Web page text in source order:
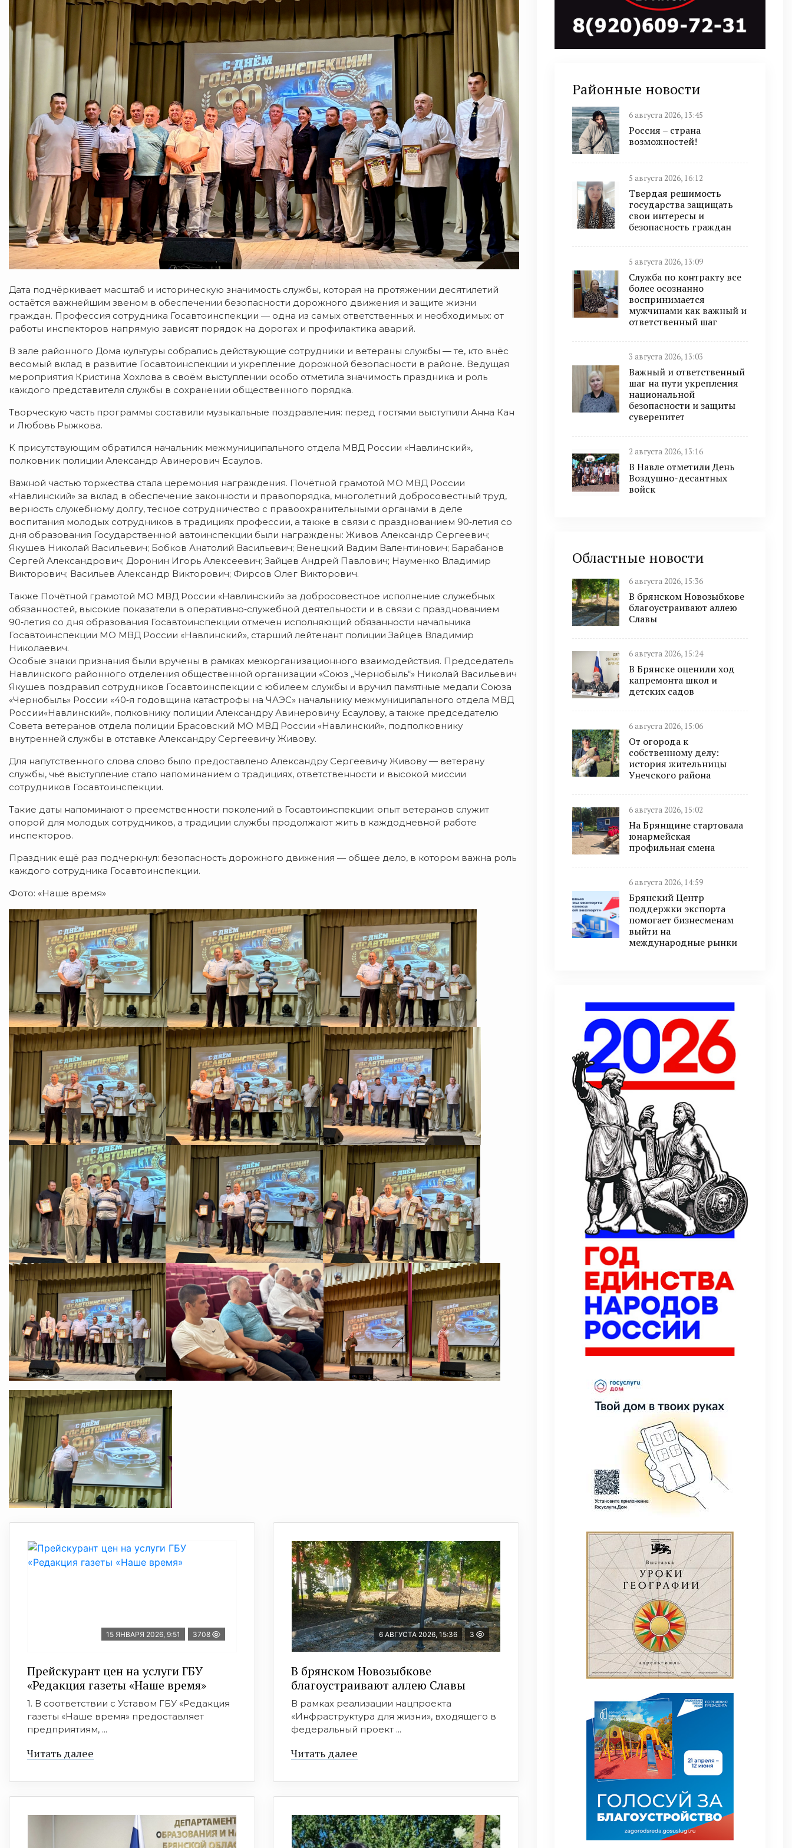
Дата подчёркивает масштаб и историческую значимость службы, которая на протяжении десятилетий
остаётся важнейшим звеном в обеспечении безопасности дорожного движения и защите жизни
граждан. Профессия сотрудника Госавтоинспекции — одна из самых ответственных и необходимых: от
работы инспекторов напрямую зависят порядок на дорогах и профилактика аварий.
В зале районного Дома культуры собрались действующие сотрудники и ветераны службы — те, кто внёс
весомый вклад в развитие Госавтоинспекции и укрепление дорожной безопасности в районе. Ведущая
мероприятия Кристина Хохлова в своём выступлении особо отметила значимость праздника и роль
каждого представителя службы в сохранении общественного порядка.
Творческую часть программы составили музыкальные поздравления: перед гостями выступили Анна Кан
и Любовь Рыжкова.
К присутствующим обратился начальник межмуниципального отдела МВД России «Навлинский»,
полковник полиции Александр Авинерович Есаулов.
Важной частью торжества стала церемония награждения. Почётной грамотой МО МВД России
«Навлинский» за вклад в обеспечение законности и правопорядка, многолетний добросовестный труд,
верность служебному долгу, тесное сотрудничество с правоохранительными органами в деле
воспитания молодых сотрудников в традициях профессии, а также в связи с празднованием 90‑летия со
дня образования Государственной автоинспекции были награждены: Живов Александр Сергеевич;
Якушев Николай Васильевич; Бобков Анатолий Васильевич; Венецкий Вадим Валентинович; Барабанов
Сергей Александрович; Доронин Игорь Алексеевич; Зайцев Андрей Павлович; Науменко Владимир
Викторович; Васильев Александр Викторович; Фирсов Олег Викторович.
Также Почётной грамотой МО МВД России «Навлинский» за добросовестное исполнение служебных
обязанностей, высокие показатели в оперативно‑служебной деятельности и в связи с празднованием
90‑летия со дня образования Госавтоинспекции отмечен исполняющий обязанности начальника
Госавтоинспекции МО МВД России «Навлинский», старший лейтенант полиции Зайцев Владимир
Николаевич.
Особые знаки признания были вручены в рамках межорганизационного взаимодействия. Председатель
Навлинского районного отделения общественной организации «Союз „Чернобыль“» Николай Васильевич
Якушев поздравил сотрудников Госавтоинспекции с юбилеем службы и вручил памятные медали Союза
«Чернобыль» России «40‑я годовщина катастрофы на ЧАЭС» начальнику межмуниципального отдела МВД
России«Навлинский», полковнику полиции Александру Авинеровичу Есаулову, а также председателю
Совета ветеранов отдела полиции Брасовский МО МВД России «Навлинский», подполковнику
внутренней службы в отставке Александру Сергеевичу Живову.
Для напутственного слова слово было предоставлено Александру Сергеевичу Живову — ветерану
службы, чьё выступление стало напоминанием о традициях, ответственности и высокой миссии
сотрудников Госавтоинспекции.
Такие даты напоминают о преемственности поколений в Госавтоинспекции: опыт ветеранов служит
опорой для молодых сотрудников, а традиции службы продолжают жить в каждодневной работе
инспекторов.
Праздник ещё раз подчеркнул: безопасность дорожного движения — общее дело, в котором важна роль
каждого сотрудника Госавтоинспекции.
Фото: «Наше время»
15 ЯНВАРЯ 2026, 9:51 3708
Прейскурант цен на услуги ГБУ
«Редакция газеты «Наше время»
1. В соответствии с Уставом ГБУ «Редакция
газеты «Наше время» предоставляет
предприятиям, ...
Читать далее
6 АВГУСТА 2026, 15:36 3
В брянском Новозыбкове
благоустраивают аллею Славы
В рамках реализации нацпроекта
«Инфраструктура для жизни», входящего в
федеральный проект ...
Читать далее
Районные новости
6 августа 2026, 13:45
Россия – страна
возможностей!
5 августа 2026, 16:12
Твердая решимость
государства защищать
свои интересы и
безопасность граждан
5 августа 2026, 13:09
Служба по контракту все
более осознанно
воспринимается
мужчинами как важный и
ответственный шаг
3 августа 2026, 13:03
Важный и ответственный
шаг на пути укрепления
национальной
безопасности и защиты
суверенитет
2 августа 2026, 13:16
В Навле отметили День
Воздушно-десантных
войск
Областные новости
6 августа 2026, 15:36
В брянском Новозыбкове
благоустраивают аллею
Славы
6 августа 2026, 15:24
В Брянске оценили ход
капремонта школ и
детских садов
6 августа 2026, 15:06
От огорода к
собственному делу:
история жительницы
Унечского района
6 августа 2026, 15:02
На Брянщине стартовала
юнармейская
профильная смена
6 августа 2026, 14:59
Брянский Центр
поддержки экспорта
помогает бизнесменам
выйти на
международные рынки